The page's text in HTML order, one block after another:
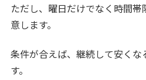
ただし、曜日だけでなく時間
意します。
条件が合えば、継続して安く
す。